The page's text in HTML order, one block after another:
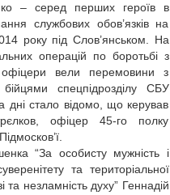
– серед перших героїв в
службових обов’язків на
року під Слов’янськом. На
операцій по боротьбі з
вели перемовини з
спецпідрозділу СБУ
дні стало відомо, що керував
офіцер 45-го полку
“За особисту мужність і
та територіальної
та незламність духу” Геннадій